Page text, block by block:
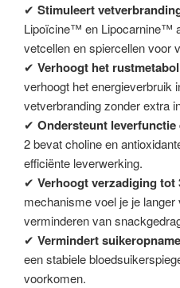
✔ Stimuleert
Lipoïcine™ en Lipocarnine™
vetcellen en spiercellen voor
✔ Verhoogt het
verhoogt het energieverbruik
vetverbranding zonder extra
✔ Ondersteunt
2 bevat choline en
efficiënte leverwerking.
✔ Verhoogt verzadiging tot
mechanisme voel je je
verminderen van
✔ Vermindert
een stabiele
voorkomen.